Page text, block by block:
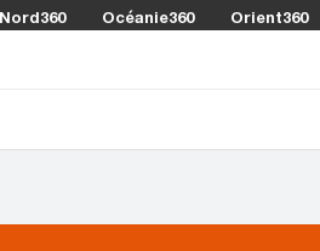
Océanie360 Orient360